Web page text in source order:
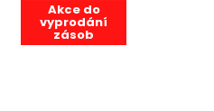
Akce do
vyprodání
zásob